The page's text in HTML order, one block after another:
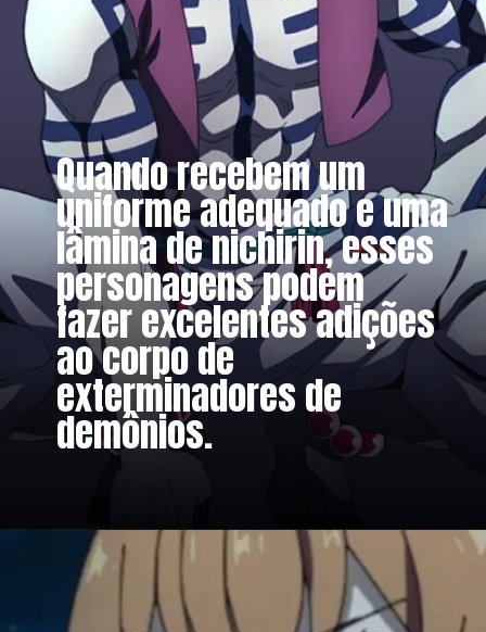
Quando recebem um
uniforme adequado e uma
lâmina de nichirin, esses
personagens podem
fazer excelentes adições
ao corpo de
exterminadores de
demônios.